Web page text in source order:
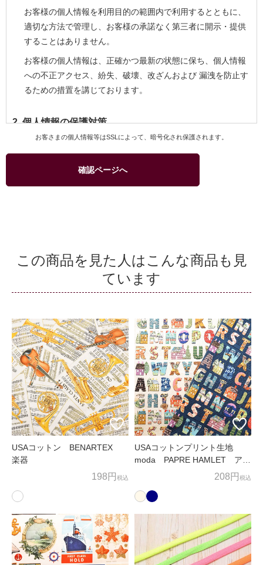
お客様の個人情報を利用目的の範囲内で利用するとともに、
適切な方法で管理し、お客様の承諾なく第三者に開示・提供
することはありません。
お客様の個人情報は、正確かつ最新の状態に保ち、個人情報
への不正アクセス、紛失、破壊、改ざんおよび 漏洩を防止す
るための措置を講じております。
2. 個人情報の保護対策
当社および当社関連会社のお客様への商品配送業務、お客様
へのより良いサービスを提供するためのアフターサービス等
を実施させていただくため、お客様の個人情報を利用いたし
ます。
商品の購入等において、クレジットカード等による代金決済
を行う場合に、クレジットカード等の有効性を確認するため
商品の発送、メールマガジンの配信にお客様の個人情報を利
用いたします。
上記以外の目的でお客様の了承なく、お客様の個人情報を利
用することはありません。
3. 個人情報の外部委託
お客様よりお預かりした個人情報の処理を外部へ委託する場
合には、漏洩などを行わないよう、適切な管理を実施いたし
ます。
4. お問合せ
望される場合には、下記窓口までご連絡下さい。
すみやかに対応させていただきます。
お客さまの個人情報等はSSLによって、暗号化され保護されます。
確認ページへ
この商品を見た人はこんな商品も見
ています
USAコットン BENARTEX
楽器
198円 税込
USAコットンプリント生地
moda PAPRE HAMLET アル
208円 税込